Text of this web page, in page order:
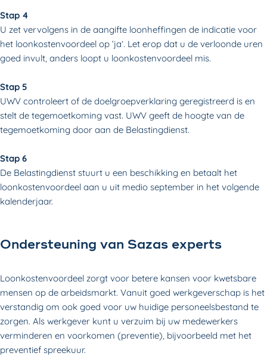
Stap 4
U zet vervolgens in de aangifte loonheffingen de indicatie voor
het loonkostenvoordeel op ‘ja’. Let erop dat u de verloonde uren
goed invult, anders loopt u loonkostenvoordeel mis.
Stap 5
UWV controleert of de doelgroepverklaring geregistreerd is en
stelt de tegemoetkoming vast. UWV geeft de hoogte van de
tegemoetkoming door aan de Belastingdienst.
Stap 6
De Belastingdienst stuurt u een beschikking en betaalt het
loonkostenvoordeel aan u uit medio september in het volgende
kalenderjaar.
Ondersteuning van Sazas experts
Loonkostenvoordeel zorgt voor betere kansen voor kwetsbare
mensen op de arbeidsmarkt. Vanuit goed werkgeverschap is het
verstandig om ook goed voor uw huidige personeelsbestand te
zorgen. Als werkgever kunt u verzuim bij uw medewerkers
verminderen en voorkomen (preventie), bijvoorbeeld met het
preventief spreekuur.